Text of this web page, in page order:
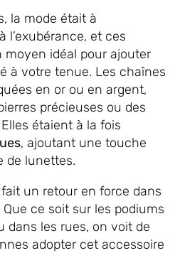
la mode était à
l’exubérance, et ces
idéal pour ajouter
à votre tenue. Les chaînes
en or ou en argent,
précieuses ou des
étaient à la fois
, ajoutant une touche
de lunettes.
un retour en force dans
ce soit sur les podiums
dans les rues, on voit de
adopter cet accessoire